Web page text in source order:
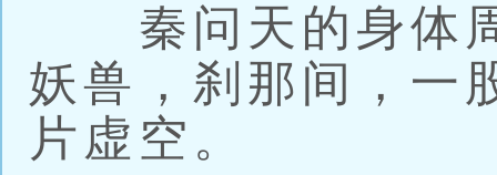
秦问天的身体周
妖兽，刹那间，一
片虚空。